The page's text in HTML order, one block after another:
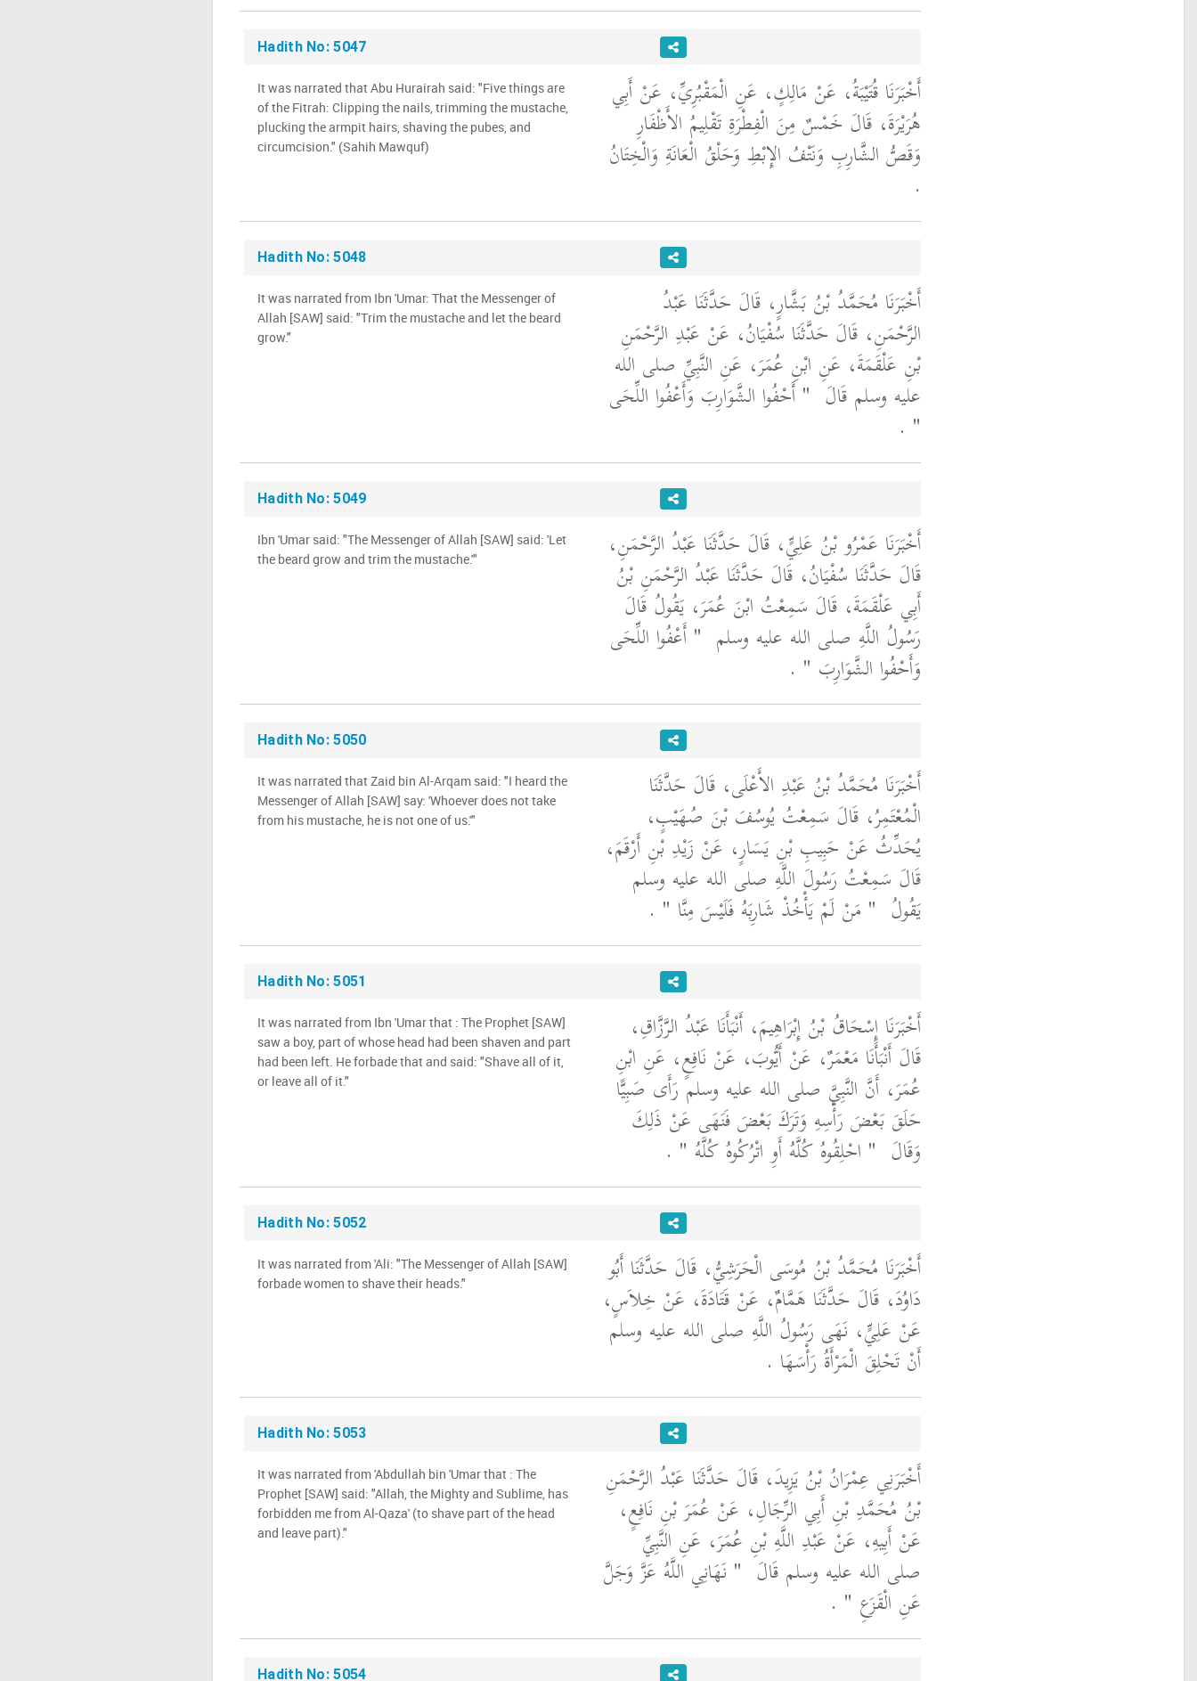
Hadith No: 5047
أَخْبَرَنَا قُتَيْبَةُ، عَنْ مَالِكٍ، عَنِ الْمَقْبُرِيِّ، عَنْ أَبِي
هُرَيْرَةَ، قَالَ خَمْسٌ مِنَ الْفِطْرَةِ تَقْلِيمُ الأَظْفَارِ
وَقَصُّ الشَّارِبِ وَنَتْفُ الإِبْطِ وَحَلْقُ الْعَانَةِ وَالْخِتَانُ
‏.‏
It was narrated that Abu Hurairah said: "Five things are
of the Fitrah: Clipping the nails, trimming the mustache,
plucking the armpit hairs, shaving the pubes, and
circumcision." (Sahih Mawquf)
Hadith No: 5048
أَخْبَرَنَا مُحَمَّدُ بْنُ بَشَّارٍ، قَالَ حَدَّثَنَا عَبْدُ
الرَّحْمَنِ، قَالَ حَدَّثَنَا سُفْيَانُ، عَنْ عَبْدِ الرَّحْمَنِ
بْنِ عَلْقَمَةَ، عَنِ ابْنِ عُمَرَ، عَنِ النَّبِيِّ صلى الله
عليه وسلم قَالَ ‏ "‏ أَحْفُوا الشَّوَارِبَ وَأَعْفُوا اللِّحَى
‏"
‏ ‏.‏
It was narrated from Ibn 'Umar: That the Messenger of
Allah [SAW] said: "Trim the mustache and let the beard
grow."
Hadith No: 5049
أَخْبَرَنَا عَمْرُو بْنُ عَلِيٍّ، قَالَ حَدَّثَنَا عَبْدُ الرَّحْمَنِ،
قَالَ حَدَّثَنَا سُفْيَانُ، قَالَ حَدَّثَنَا عَبْدُ الرَّحْمَنِ بْنُ
أَبِي عَلْقَمَةَ، قَالَ سَمِعْتُ ابْنَ عُمَرَ، يَقُولُ قَالَ
رَسُولُ اللَّهِ صلى الله عليه وسلم ‏ "‏ أَعْفُوا اللِّحَى
وَأَحْفُوا الشَّوَارِبَ ‏" ‏ ‏.‏
Ibn 'Umar said: "The Messenger of Allah [SAW] said: 'Let
the beard grow and trim the mustache.'"
Hadith No: 5050
أَخْبَرَنَا مُحَمَّدُ بْنُ عَبْدِ الأَعْلَى، قَالَ حَدَّثَنَا
الْمُعْتَمِرُ، قَالَ سَمِعْتُ يُوسُفَ بْنَ صُهَيْبٍ،
يُحَدِّثُ عَنْ حَبِيبِ بْنِ يَسَارٍ، عَنْ زَيْدِ بْنِ أَرْقَمَ،
قَالَ سَمِعْتُ رَسُولَ اللَّهِ صلى الله عليه وسلم
يَقُولُ ‏ "‏ مَنْ لَمْ يَأْخُذْ شَارِبَهُ فَلَيْسَ مِنَّا ‏" ‏ ‏.‏
It was narrated that Zaid bin Al-Arqam said: "I heard the
Messenger of Allah [SAW] say: 'Whoever does not take
from his mustache, he is not one of us.'"
Hadith No: 5051
أَخْبَرَنَا إِسْحَاقُ بْنُ إِبْرَاهِيمَ، أَنْبَأَنَا عَبْدُ الرَّزَّاقِ،
قَالَ أَنْبَأَنَا مَعْمَرٌ، عَنْ أَيُّوبَ، عَنْ نَافِعٍ، عَنِ ابْنِ
عُمَرَ، أَنَّ النَّبِيَّ صلى الله عليه وسلم رَأَى صَبِيًّا
حَلَقَ بَعْضَ رَأْسِهِ وَتَرَكَ بَعْضَ فَنَهَى عَنْ ذَلِكَ
وَقَالَ ‏ "‏ احْلِقُوهُ كُلَّهُ أَوِ اتْرُكُوهُ كُلَّهُ ‏" ‏ ‏.‏
It was narrated from Ibn 'Umar that : The Prophet [SAW]
saw a boy, part of whose head had been shaven and part
had been left. He forbade that and said: "Shave all of it,
or leave all of it."
Hadith No: 5052
أَخْبَرَنَا مُحَمَّدُ بْنُ مُوسَى الْحَرَشِيُّ، قَالَ حَدَّثَنَا أَبُو
دَاوُدَ، قَالَ حَدَّثَنَا هَمَّامٌ، عَنْ قَتَادَةَ، عَنْ خِلاَسٍ،
عَنْ عَلِيٍّ، نَهَى رَسُولُ اللَّهِ صلى الله عليه وسلم
أَنْ تَحْلِقَ الْمَرْأَةُ رَأْسَهَا ‏.‏
It was narrated from 'Ali: "The Messenger of Allah [SAW]
forbade women to shave their heads."
Hadith No: 5053
أَخْبَرَنِي عِمْرَانُ بْنُ يَزِيدَ، قَالَ حَدَّثَنَا عَبْدُ الرَّحْمَنِ
بْنُ مُحَمَّدِ بْنِ أَبِي الرِّجَالِ، عَنْ عُمَرَ بْنِ نَافِعٍ،
عَنْ أَبِيهِ، عَنْ عَبْدِ اللَّهِ بْنِ عُمَرَ، عَنِ النَّبِيِّ
صلى الله عليه وسلم قَالَ ‏ "‏ نَهَانِي اللَّهُ عَزَّ وَجَلَّ
عَنِ الْقَزَعِ ‏" ‏ ‏.‏
It was narrated from 'Abdullah bin 'Umar that : The
Prophet [SAW] said: "Allah, the Mighty and Sublime, has
forbidden me from Al-Qaza' (to shave part of the head
and leave part)."
Hadith No: 5054